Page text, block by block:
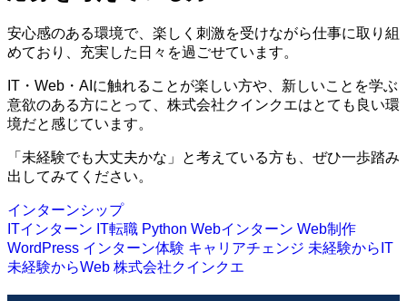
安心感のある環境で、楽しく刺激を受けながら仕事に取り組
めており、充実した日々を過ごせています。
IT・Web・AIに触れることが楽しい方や、新しいことを学ぶ
意欲のある方にとって、株式会社クインクエはとても良い環
境だと感じています。
「未経験でも大丈夫かな」と考えている方も、ぜひ一歩踏み
出してみてください。
インターンシップ
ITインターン IT転職 Python Webインターン Web制作
WordPress インターン体験 キャリアチェンジ 未経験からIT
未経験からWeb 株式会社クインクエ